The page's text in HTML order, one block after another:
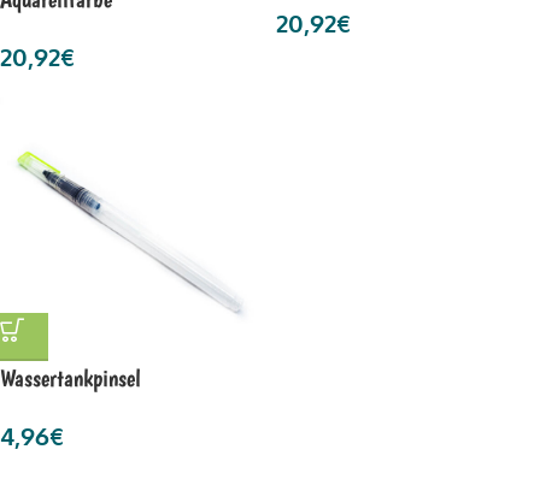
20,92€
20,92€
Wassertankpinsel
4,96€